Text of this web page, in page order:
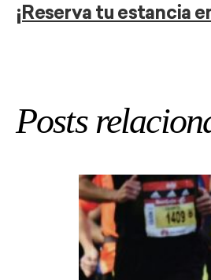
¡Reserva tu estancia
Posts